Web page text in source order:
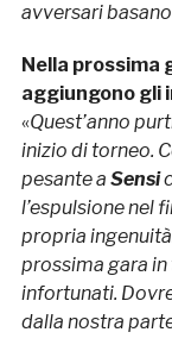
avversari
Nella prossima
aggiungono
«Quest’anno
inizio di torneo.
pesante a Sensi
l’espulsione nel
propria
prossima gara
infortunati.
dalla nostra